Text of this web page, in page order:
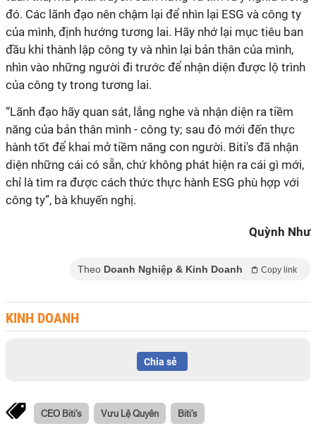
đó. Các lãnh đạo nên chậm lại để nhìn lại ESG và công ty
của mình, định hướng tương lai. Hãy nhớ lại mục tiêu ban
đầu khi thành lập công ty và nhìn lại bản thân của mình,
nhìn vào những người đi trước để nhận diện được lộ trình
của công ty trong tương lai.
“Lãnh đạo hãy quan sát, lắng nghe và nhận diện ra tiềm
năng của bản thân mình - công ty; sau đó mới đến thực
hành tốt để khai mở tiềm năng con người. Biti's đã nhận
diện những cái có sẵn, chứ không phát hiện ra cái gì mới,
chỉ là tìm ra được cách thức thực hành ESG phù hợp với
công ty”, bà khuyến nghị.
Quỳnh Như
Theo Doanh Nghiệp & Kinh Doanh Copy link
KINH DOANH
Chia sẻ
CEO Biti’s Vưu Lệ Quyên Biti’s